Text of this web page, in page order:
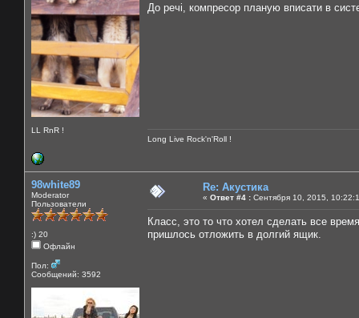
LL RnR !
До речі, компресор планую вписати в
Long Live Rock'n'Roll !
98white89
Moderator
Пользователи
:) 20
Офлайн
Пол:
Сообщений: 3592
Re: Акустика
« Ответ #4 : Сентября 10, 2015,
Класс, это то что хотел сделать все
пришлось отложить в долгий ящик.